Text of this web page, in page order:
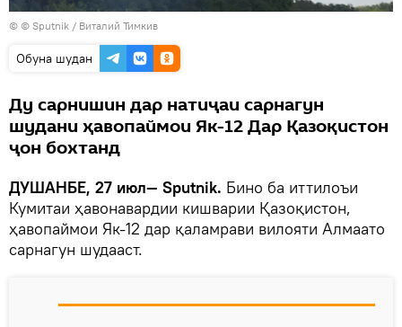
© © Sputnik / Виталий Тимкив
Обуна шудан
Ду сарнишин дар натиҷаи сарнагун
шудани ҳавопаймои Як-12 Дар Қазоқистон
ҷон бохтанд
ДУШАНБЕ, 27 июл— Sputnik. Бино ба иттилоъи
Кумитаи ҳавонавардии кишварии Қазоқистон,
ҳавопаймои Як-12 дар қаламрави вилояти Алмаато
сарнагун шудааст.